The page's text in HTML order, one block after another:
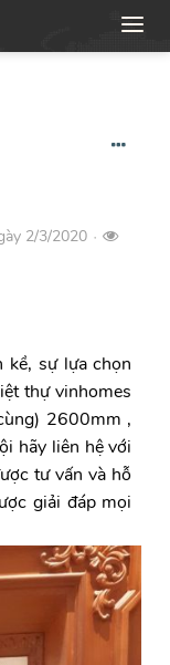
2/3/2020 ●
sự lựa chọn
thự vinhomes
2600mm ,
hãy liên hệ với
tư vấn và hỗ
giải đáp mọi